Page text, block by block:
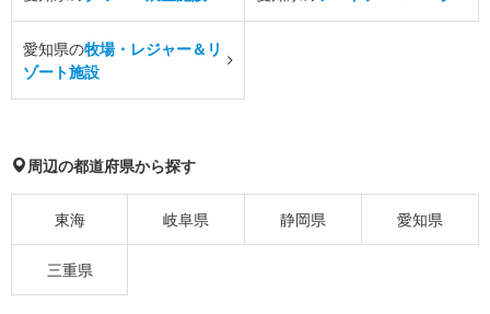
愛知県の牧場・レジャー＆リ
ゾート施設
周辺の都道府県から探す
東海 岐阜県 静岡県 愛知県
三重県